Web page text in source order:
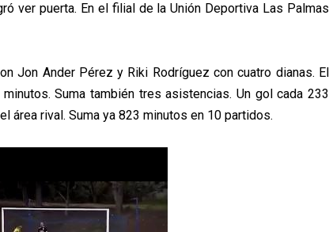
ver puerta. En el filial de la Unión Deportiva Las Palmas
Jon Ander Pérez y Riki Rodríguez con cuatro dianas. El
Suma también tres asistencias. Un gol cada 233
área rival. Suma ya 823 minutos en 10 partidos.